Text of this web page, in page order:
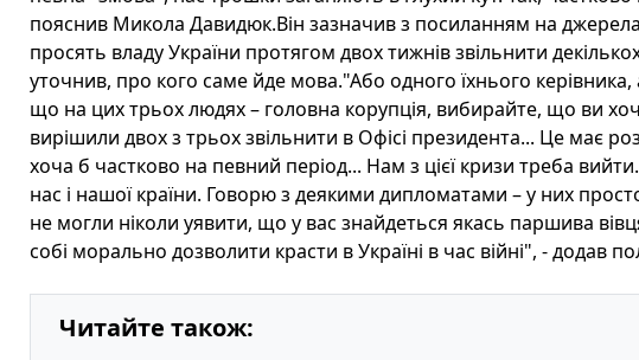
пояснив Микола Давидюк.Він зазначив з посиланням на джерела
просять владу України протягом двох тижнів звільнити
уточнив, про кого саме йде мова."Або одного їхнього керівника,
що на цих трьох людях – головна корупція, вибирайте, що ви
вирішили двох з трьох звільнити в Офісі президента... Це має
хоча б частково на певний період... Нам з цієї кризи треба
нас і нашої країни. Говорю з деякими дипломатами – у них
не могли ніколи уявити, що у вас знайдеться якась паршива
собі морально дозволити красти в Україні в час війні", - додав
Читайте також: